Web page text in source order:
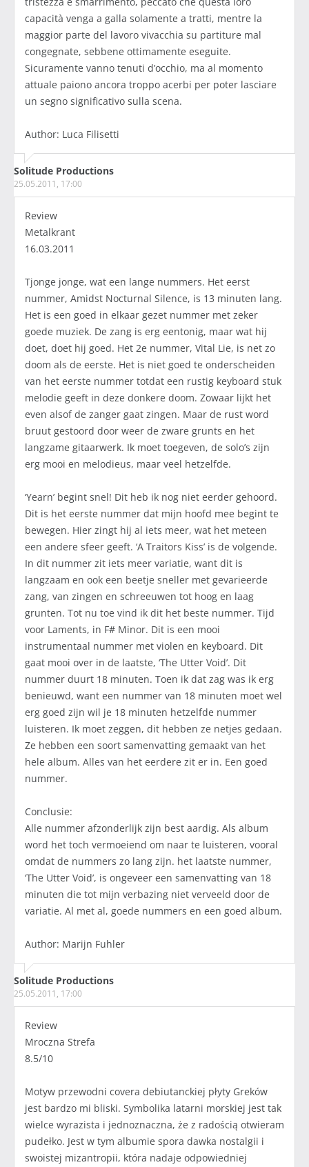
capacità venga a galla solamente a tratti, mentre la
maggior parte del lavoro vivacchia su partiture mal
congegnate, sebbene ottimamente eseguite.
Sicuramente vanno tenuti d’occhio, ma al momento
attuale paiono ancora troppo acerbi per poter lasciare
un segno significativo sulla scena.
Author: Luca Filisetti
Solitude Productions
25.05.2011, 17:00
Review
Metalkrant
16.03.2011
Tjonge jonge, wat een lange nummers. Het eerst
nummer, Amidst Nocturnal Silence, is 13 minuten lang.
Het is een goed in elkaar gezet nummer met zeker
goede muziek. De zang is erg eentonig, maar wat hij
doet, doet hij goed. Het 2e nummer, Vital Lie, is net zo
doom als de eerste. Het is niet goed te onderscheiden
van het eerste nummer totdat een rustig keyboard stuk
melodie geeft in deze donkere doom. Zowaar lijkt het
even alsof de zanger gaat zingen. Maar de rust word
bruut gestoord door weer de zware grunts en het
langzame gitaarwerk. Ik moet toegeven, de solo’s zijn
erg mooi en melodieus, maar veel hetzelfde.
‘Yearn’ begint snel! Dit heb ik nog niet eerder gehoord.
Dit is het eerste nummer dat mijn hoofd mee begint te
bewegen. Hier zingt hij al iets meer, wat het meteen
een andere sfeer geeft. ‘A Traitors Kiss’ is de volgende.
In dit nummer zit iets meer variatie, want dit is
langzaam en ook een beetje sneller met gevarieerde
zang, van zingen en schreeuwen tot hoog en laag
grunten. Tot nu toe vind ik dit het beste nummer. Tijd
voor Laments, in F# Minor. Dit is een mooi
instrumentaal nummer met violen en keyboard. Dit
gaat mooi over in de laatste, ‘The Utter Void’. Dit
nummer duurt 18 minuten. Toen ik dat zag was ik erg
benieuwd, want een nummer van 18 minuten moet wel
erg goed zijn wil je 18 minuten hetzelfde nummer
luisteren. Ik moet zeggen, dit hebben ze netjes gedaan.
Ze hebben een soort samenvatting gemaakt van het
hele album. Alles van het eerdere zit er in. Een goed
nummer.
Conclusie:
Alle nummer afzonderlijk zijn best aardig. Als album
word het toch vermoeiend om naar te luisteren, vooral
omdat de nummers zo lang zijn. het laatste nummer,
‘The Utter Void’, is ongeveer een samenvatting van 18
minuten die tot mijn verbazing niet verveeld door de
variatie. Al met al, goede nummers en een goed album.
Author: Marijn Fuhler
Solitude Productions
25.05.2011, 17:00
Review
Mroczna Strefa
8.5/10
Motyw przewodni covera debiutanckiej płyty Greków
jest bardzo mi bliski. Symbolika latarni morskiej jest tak
wielce wyrazista i jednoznaczna, że z radością otwieram
pudełko. Jest w tym albumie spora dawka nostalgii i
swoistej mizantropii, która nadaje odpowiedniej